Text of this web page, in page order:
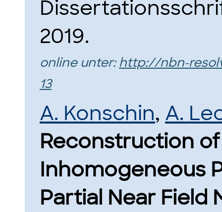
2019.
online unter: http://nbn-
13
A. Konschin, A.
Reconstruction
Inhomogeneous
Partial Near Field